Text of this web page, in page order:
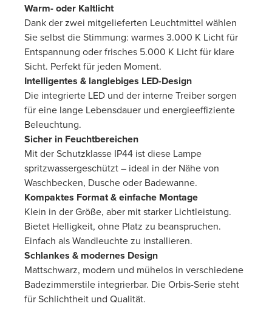
Warm- oder Kaltlicht
Dank der zwei mitgelieferten Leuchtmittel wählen
Sie selbst die Stimmung: warmes 3.000 K Licht für
Entspannung oder frisches 5.000 K Licht für klare
Sicht. Perfekt für jeden Moment.
Intelligentes & langlebiges LED-Design
Die integrierte LED und der interne Treiber sorgen
für eine lange Lebensdauer und energieeffiziente
Beleuchtung.
Sicher in Feuchtbereichen
Mit der Schutzklasse IP44 ist diese Lampe
spritzwassergeschützt – ideal in der Nähe von
Waschbecken, Dusche oder Badewanne.
Kompaktes Format & einfache Montage
Klein in der Größe, aber mit starker Lichtleistung.
Bietet Helligkeit, ohne Platz zu beanspruchen.
Einfach als Wandleuchte zu installieren.
Schlankes & modernes Design
Mattschwarz, modern und mühelos in verschiedene
Badezimmerstile integrierbar. Die Orbis-Serie steht
für Schlichtheit und Qualität.